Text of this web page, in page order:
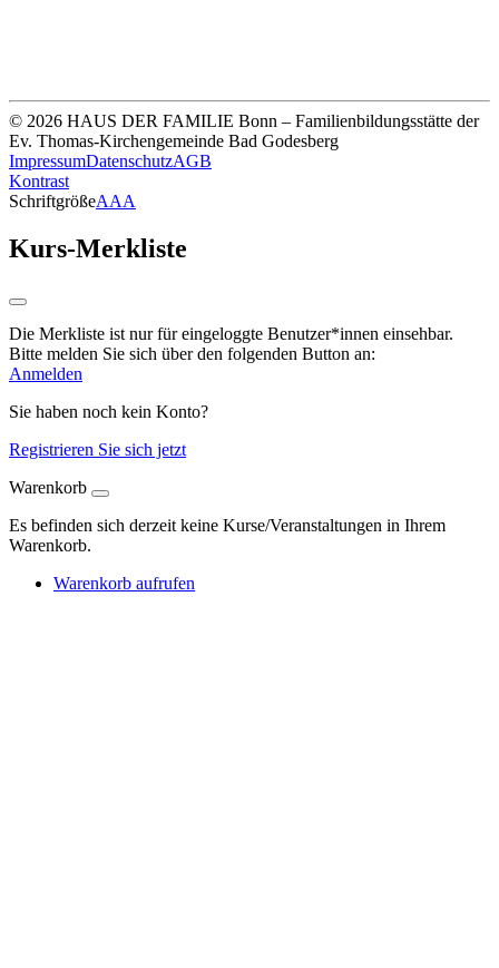
© 2026 HAUS DER FAMILIE Bonn – Familienbildungsstätte der
Ev. Thomas-Kirchengemeinde Bad Godesberg
ImpressumDatenschutzAGB
Kontrast
SchriftgrößeAAA
Kurs-Merkliste
Die Merkliste ist nur für eingeloggte Benutzer*innen einsehbar.
Bitte melden Sie sich über den folgenden Button an:
Anmelden
Sie haben noch kein Konto?
Registrieren Sie sich jetzt
Warenkorb
Es befinden sich derzeit keine Kurse/Veranstaltungen in Ihrem
Warenkorb.
Warenkorb aufrufen